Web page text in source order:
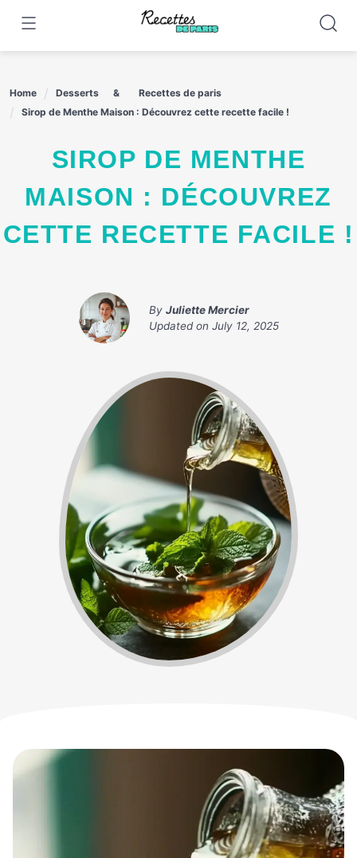
content
Home Desserts
Recettes de paris
Sirop de Menthe Maison : Découvrez cette recette facile !
SIROP DE MENTHE
MAISON : DÉCOUVREZ
CETTE RECETTE FACILE !
By Juliette Mercier
Updated on July 12, 2025